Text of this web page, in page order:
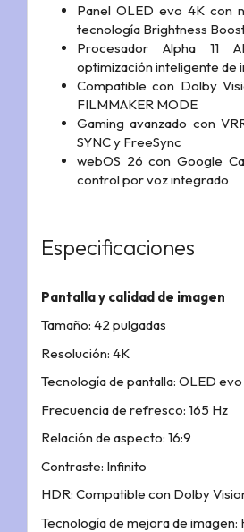
Panel OLED evo 4K con
tecnología Brightness
Procesador Alpha 11
optimización inteligente de
Compatible con Dolby
FILMMAKER MODE
Gaming avanzado con
SYNC y FreeSync
webOS 26 con Google
control por voz integrado
Especificaciones
Pantalla y calidad de imagen
Tamaño: 42 pulgadas
Resolución: 4K
Tecnología de pantalla: OLED
Frecuencia de refresco: 165 Hz
Relación de aspecto: 16:9
Contraste: Infinito
HDR: Compatible con Dolby
Tecnología de mejora de imagen: